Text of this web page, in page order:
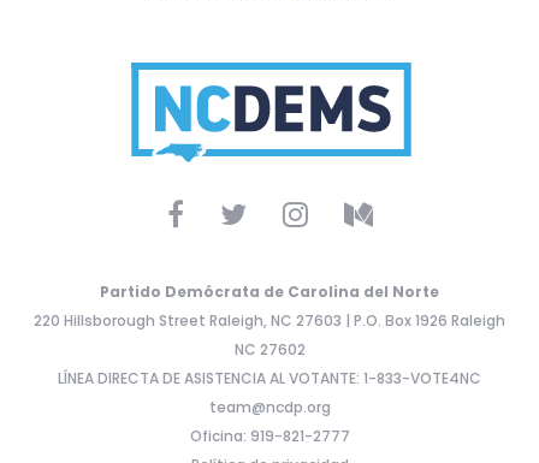
Partido Demócrata de Carolina del Norte
220 Hillsborough Street Raleigh, NC 27603 | P.O. Box 1926 Raleigh
NC 27602
LÍNEA DIRECTA DE ASISTENCIA AL VOTANTE: 1-833-VOTE4NC
team@ncdp.org
Oficina: 919-821-2777